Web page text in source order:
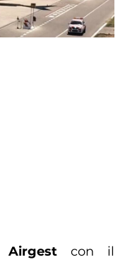
Airgestcon il